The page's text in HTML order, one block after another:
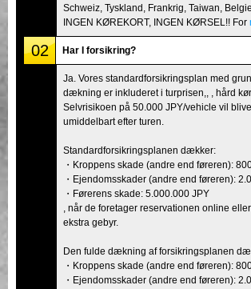
Schweiz, Tyskland, Frankrig, Taiwan,
INGEN KØREKORT, INGEN KØRSEL!! For
02 Har I forsikring?
Ja. Vores standardforsikringsplan med
dækning er inkluderet i turprisen,, , hård
Selvrisikoen på 50.000 JPY/vehicle vil
umiddelbart efter turen.
Standardforsikringsplanen dækker:
・Kroppens skade (andre end føreren):
・Ejendomsskader (andre end føreren):
・Førerens skade: 5.000.000 JPY
, når de foretager reservationen online
ekstra gebyr.
Den fulde dækning af forsikringsplanen
・Kroppens skade (andre end føreren):
・Ejendomsskader (andre end føreren):